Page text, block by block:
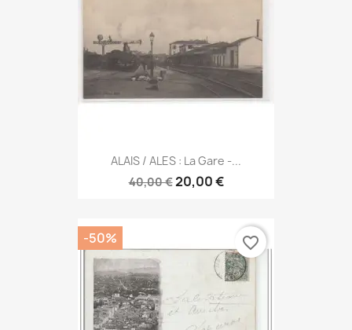
ALAIS / ALES : La Gare -...
40,00 €20,00 €
-50% favorite_border